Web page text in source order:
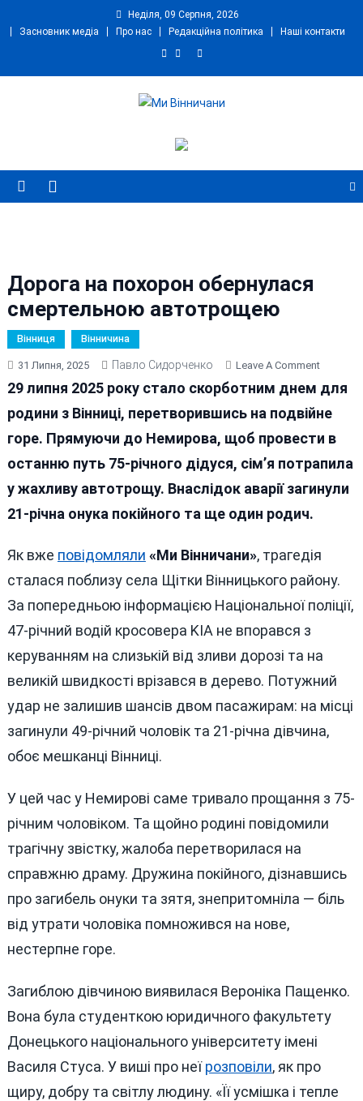
Неділя, 09 Серпня, 2026
Засновник медіа
Про нас Редакційна політика Наші контакти
Дорога на похорон обернулася
смертельною автотрощею
Вінниця Вінничина
31 Липня, 2025 Павло Сидорченко Leave A CommentOn
Дорога
Похорон
29 липня 2025 року стало скорботним днем для
родини з Вінниці, перетворившись на подвійне
горе. Прямуючи до Немирова, щоб провести в
останню путь 75-річного дідуся, сім’я потрапила
у жахливу автотрощу. Внаслідок аварії загинули
21-річна онука покійного та ще один родич.
Як вже повідомляли «Ми Вінничани», трагедія
сталася поблизу села Щітки Вінницького району.
За попередньою інформацією Національної поліції,
47-річний водій кросовера KIA не впорався з
керуванням на слизькій від зливи дорозі та на
великій швидкості врізався в дерево. Потужний
удар не залишив шансів двом пасажирам: на місці
загинули 49-річний чоловік та 21-річна дівчина,
обоє мешканці Вінниці.
У цей час у Немирові саме тривало прощання з 75-
річним чоловіком. Та щойно родині повідомили
трагічну звістку, жалоба перетворилася на
справжню драму. Дружина покійного, дізнавшись
про загибель онуки та зятя, знепритомніла — біль
від утрати чоловіка помножився на нове,
нестерпне горе.
Загиблою дівчиною виявилася Вероніка Пащенко.
Вона була студенткою юридичного факультету
Донецького національного університету імені
Василя Cтуса. У виші про неїрозповіли, як про
щиру, добру та світлу людину. «Її усмішка і тепле